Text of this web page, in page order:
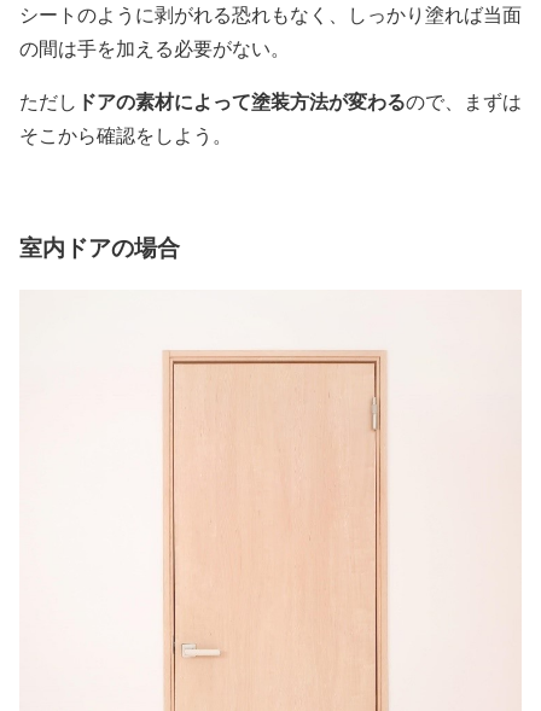
シートのように剥がれる恐れもなく、しっかり塗れば当面
の間は手を加える必要がない。
ただし ドアの素材によって塗装方法が変わるので、まずは
そこから確認をしよう。
室内ドアの場合